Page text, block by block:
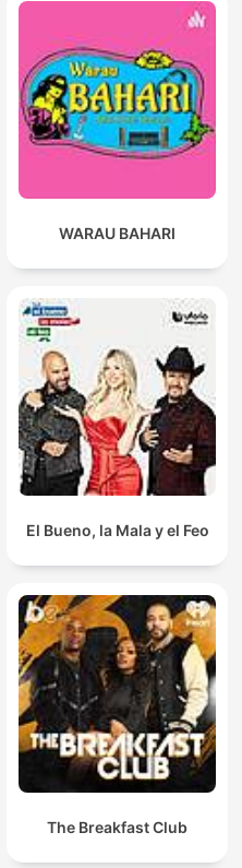
WARAU BAHARI
El Bueno, la Mala y el Feo
The Breakfast Club